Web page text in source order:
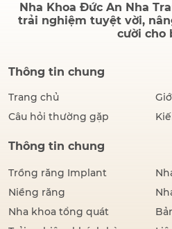
Nha Khoa Đức An Nha
trải nghiệm tuyệt vời,
cười cho
Thông tin chung
Trang chủ
Câu hỏi thường gặp
Thông tin chung
Trồng răng Implant
Niềng răng
Nha khoa tổng quát